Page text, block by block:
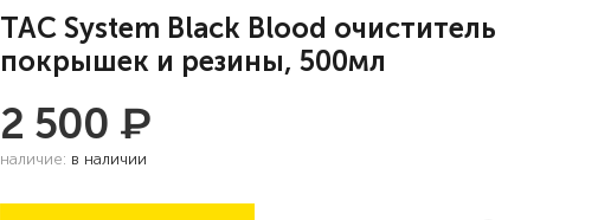
TAC System Black Blood очиститель
покрышек и резины, 500мл
2 500 ₽
наличие: в наличии